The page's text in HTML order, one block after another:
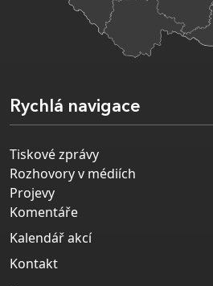
Rychlá navigace
Tiskové zprávy
Rozhovory v médiích
Projevy
Komentáře
Kalendář akcí
Kontakt